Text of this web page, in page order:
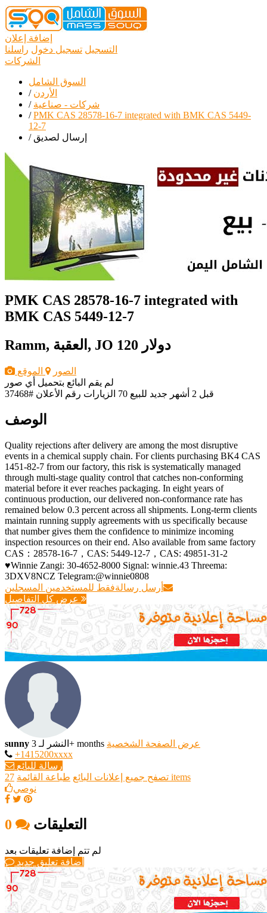
إضافة إعلان
التسجيل تسجيل دخول راسلنا
الشركات
السوق الشامل
/ الأردن
/ شركات - صناعية
/PMK CAS 28578-16-7 integrated with BMK CAS 5449-
12-7
/ إرسال لصديق
PMK CAS 28578-16-7 integrated with
BMK CAS 5449-12-7
Ramm, العقبة, JO
120 دولار
الصور
الموقع
لم يقم البائع بتحميل أي صور
قبل 2 أشهر
جديد للبيع 70 الزيارات رقم الأعلان #37468
الوصف
Quality rejections after delivery are among the most disruptive
events in a chemical supply chain. For clients purchasing BK4 CAS
1451-82-7 from our factory, this risk is systematically managed
through multi-stage quality control that catches non-conforming
material before it ever reaches packaging. In eight years of
continuous production, our delivered non-conformance rate has
remained below 0.3 percent across all shipments. Long-term clients
maintain running supply agreements with us specifically because
that number gives them the confidence to minimize incoming
inspection resources on their end. Also available from same factory
CAS：28578-16-7，CAS: 5449-12-7，CAS: 49851-31-2
♥Winnie Zangi: 30-4652-8000 Signal: winnie.43 Threema:
3DXV8NCZ Telegram:@winnie0808
أرسل رسالةفقط للمستخدمين المسجلين
sunny النشر لـ 3+ months عرض الصفحة الشخصية
+1415200xxxx
رسالة للبائع
تصفح جميع إعلانات البائع طباعة القائمة
27 items
نوصي
التعليقات
لم تتم إضافة تعليقات بعد
أضافة تعليق جديد